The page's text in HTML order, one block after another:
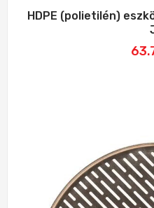
HDPE (polietilén)